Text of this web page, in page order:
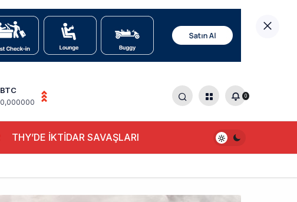
BTC
0,000000
0
THY’DE İKTİDAR SAVAŞLARI